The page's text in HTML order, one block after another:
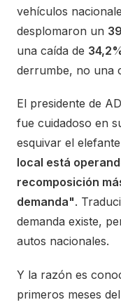
vehículos
desplomaron un
una caída de
derrumbe, no una
El presidente de
fue cuidadoso en
esquivar el
local está
recomposición
demanda".
demanda existe,
autos nacionales.
Y la razón es
primeros meses